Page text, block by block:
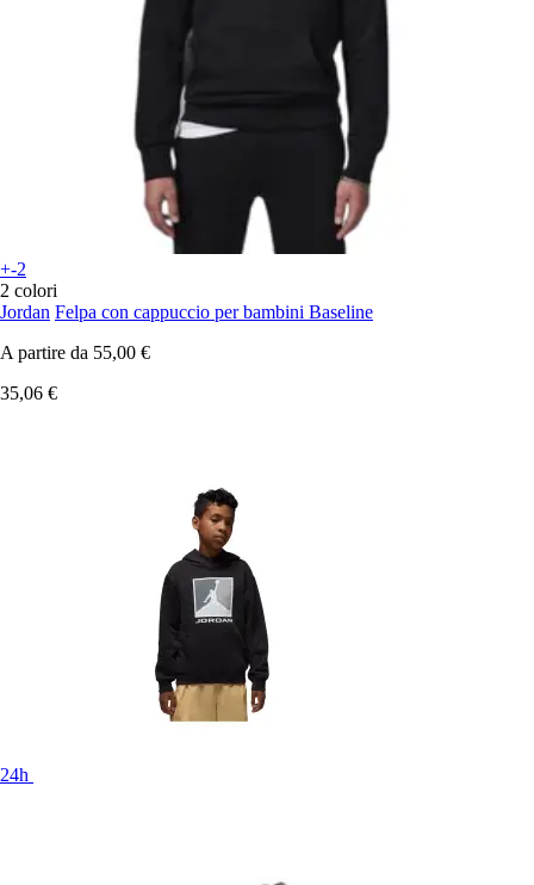
+-2
2 colori
Jordan Felpa con cappuccio per bambini Baseline
A partire da 55,00 €
35,06 €
24h